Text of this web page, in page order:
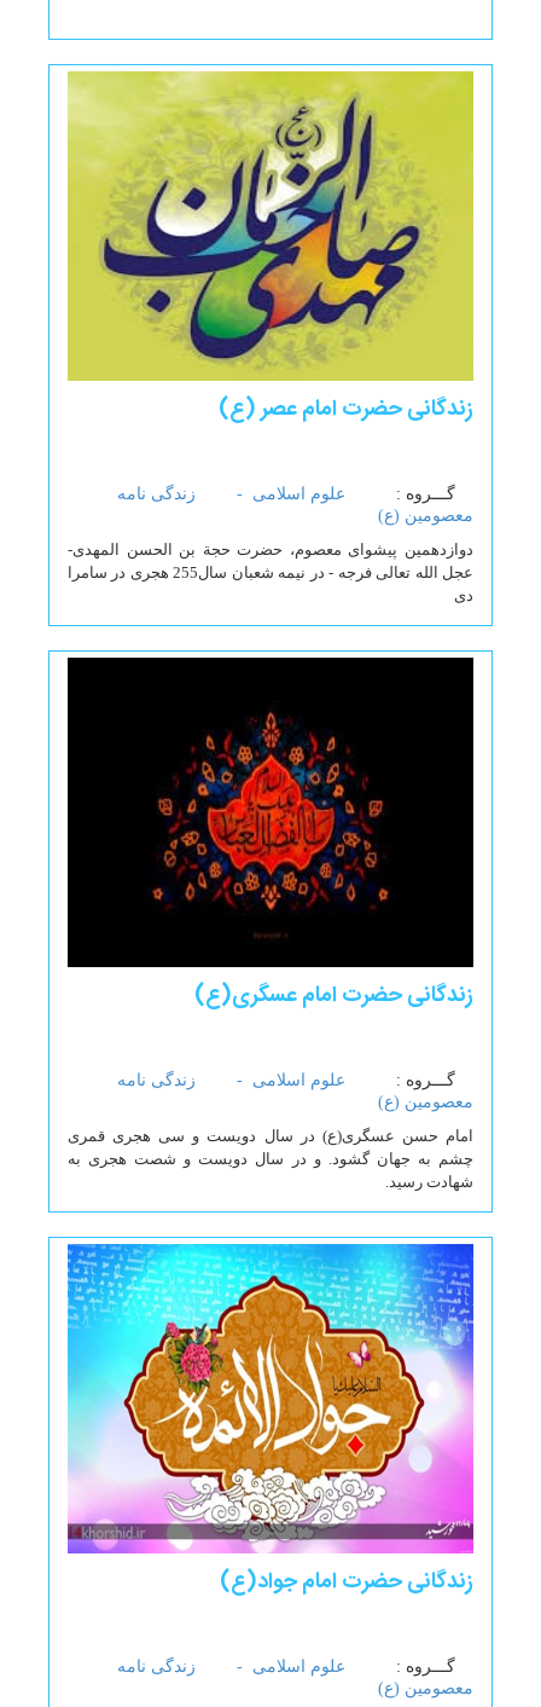
زندگانی حضرت امام عصر (ع)
گـــروه : علوم اسلامی -
زندگی نامه
معصومین (ع)
دوازدهمین پیشواى معصوم، حضرت حجة بن الحسن المهدى-
عجل الله تعالى فرجه - در نیمه شعبان سال255 هجرى در سامرا
دی
زندگانی حضرت امام عسگری(ع)
گـــروه : علوم اسلامی -
زندگی نامه
معصومین (ع)
امام حسن عسگری(ع) در سال دویست و سی هجری قمری
چشم به جهان گشود. و در سال دویست و شصت هجری به
شهادت رسید.
زندگانی حضرت امام جواد(ع)
گـــروه : علوم اسلامی -
زندگی نامه
معصومین (ع)